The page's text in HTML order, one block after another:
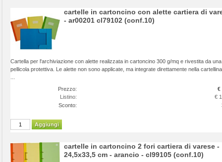
cartelle in cartoncino con alette cartiera di
- ar00201 cl79102 (conf.10)
Cartella per l'archiviazione con alette realizzata in cartoncino 300 g/mq e rivestita da una
pellicola protettiva. Le alette non sono applicate, ma integrate direttamente nella
Prezzo:
€
Listino:
€
Sconto:
Aggiungi
cartelle in cartoncino 2 fori cartiera di varese -
24,5x33,5 cm - arancio - cl99105 (conf.10)